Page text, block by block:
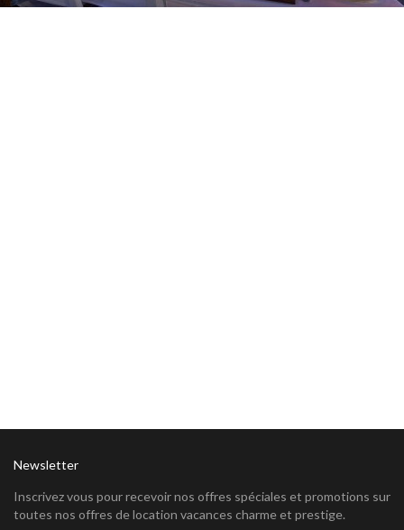
Newsletter
Inscrivez vous pour recevoir nos offres spéciales et promotions sur
toutes nos offres de location vacances charme et prestige.